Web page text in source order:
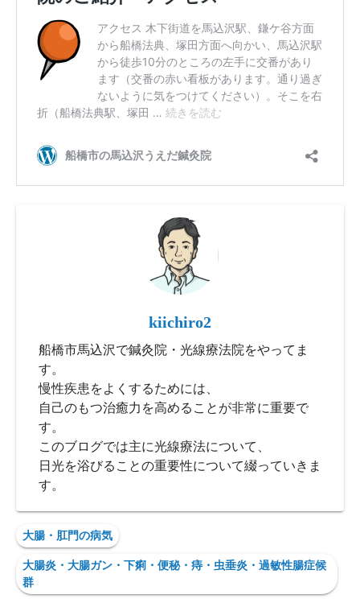
kiichiro2
船橋市馬込沢で鍼灸院・光線療法院をやってま
す。
慢性疾患をよくするためには、
自己のもつ治癒力を高めることが非常に重要で
す。
このブログでは主に光線療法について、
日光を浴びることの重要性について綴っていきま
す。
大腸・肛門の病気
大腸炎・大腸ガン・下痢・便秘・痔・虫垂炎・過敏性腸症候
群